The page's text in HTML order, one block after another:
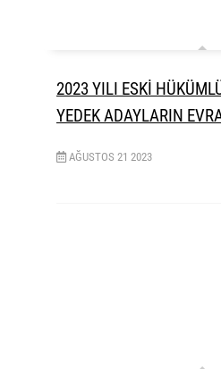
2023 YILI ESKİ
YEDEK ADAYLARIN
AĞUSTOS 21 2023